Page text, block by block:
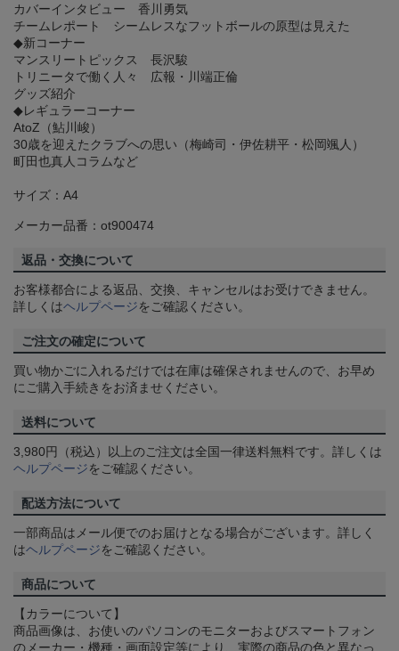
カバーインタビュー 香川勇気
チームレポート シームレスなフットボールの原型は見えた
◆新コーナー
マンスリートピックス 長沢駿
トリニータで働く人々 広報・川端正倫
グッズ紹介
◆レギュラーコーナー
AtoZ（鮎川峻）
30歳を迎えたクラブへの思い（梅崎司・伊佐耕平・松岡颯人）
町田也真人コラムなど
サイズ：A4
メーカー品番：ot900474
返品・交換について
お客様都合による返品、交換、キャンセルはお受けできません。
詳しくはヘルプページをご確認ください。
ご注文の確定について
買い物かごに入れるだけでは在庫は確保されませんので、お早め
にご購入手続きをお済ませください。
送料について
3,980円（税込）以上のご注文は全国一律送料無料です。詳しくは
ヘルプページをご確認ください。
配送方法について
一部商品はメール便でのお届けとなる場合がございます。詳しく
はヘルプページをご確認ください。
商品について
【カラーについて】
商品画像は、お使いのパソコンのモニターおよびスマートフォン
のメーカー・機種・画面設定等により、実際の商品の色と異なっ